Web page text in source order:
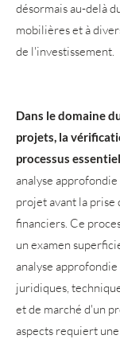
désormais au-delà
mobilières et à
de l'investissement.
Dans le domaine
projets, la
processus essentiel
analyse approfondie
projet avant la prise
financiers. Ce
un examen
analyse approfondie
juridiques,
et de marché d'un
aspects requiert